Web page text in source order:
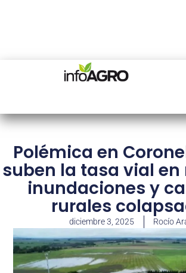
Polémica en
suben la tasa vial en
inundaciones y
rurales
diciembre 3, 2025 Rocío